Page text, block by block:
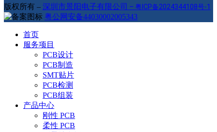
版权所有 – 深圳市景阳电子有限公司 – 粤ICP备2024344108号-1
粤公网安备44030002005343
首页
服务项目
PCB设计
PCB制造
SMT贴片
PCB检测
PCB组装
产品中心
刚性 PCB
柔性 PCB